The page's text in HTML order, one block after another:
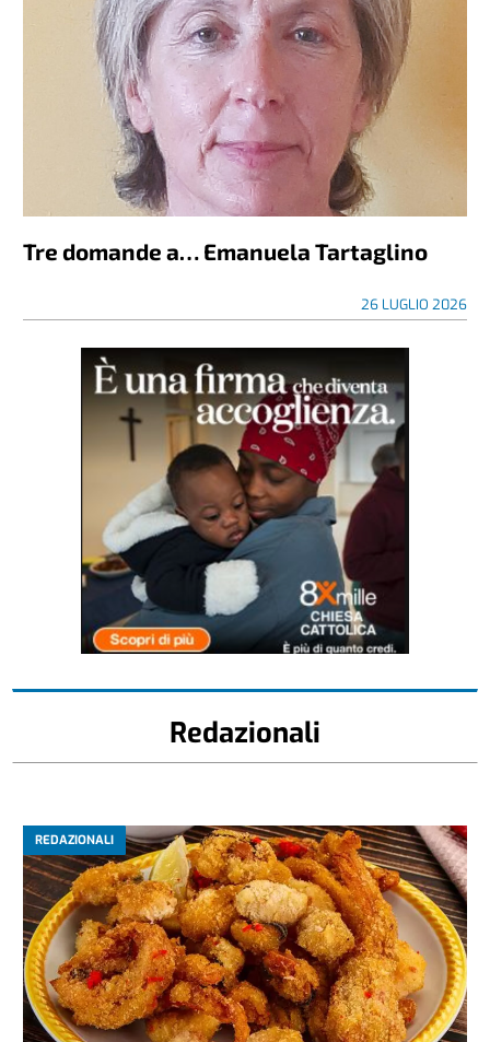
Tre domande a… Emanuela Tartaglino
26 LUGLIO 2026
Redazionali
REDAZIONALI